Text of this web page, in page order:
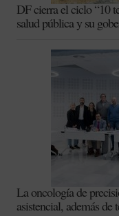
DF cierra el ciclo “10
salud pública y su
La oncología de
asistencial, además de